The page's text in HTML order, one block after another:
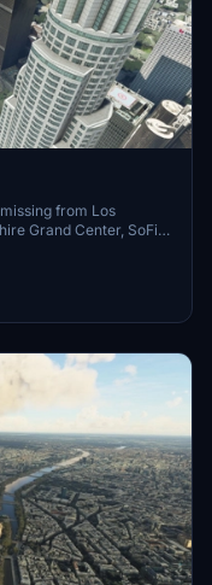
from Los
1000 Grand, Apex the
Level Los